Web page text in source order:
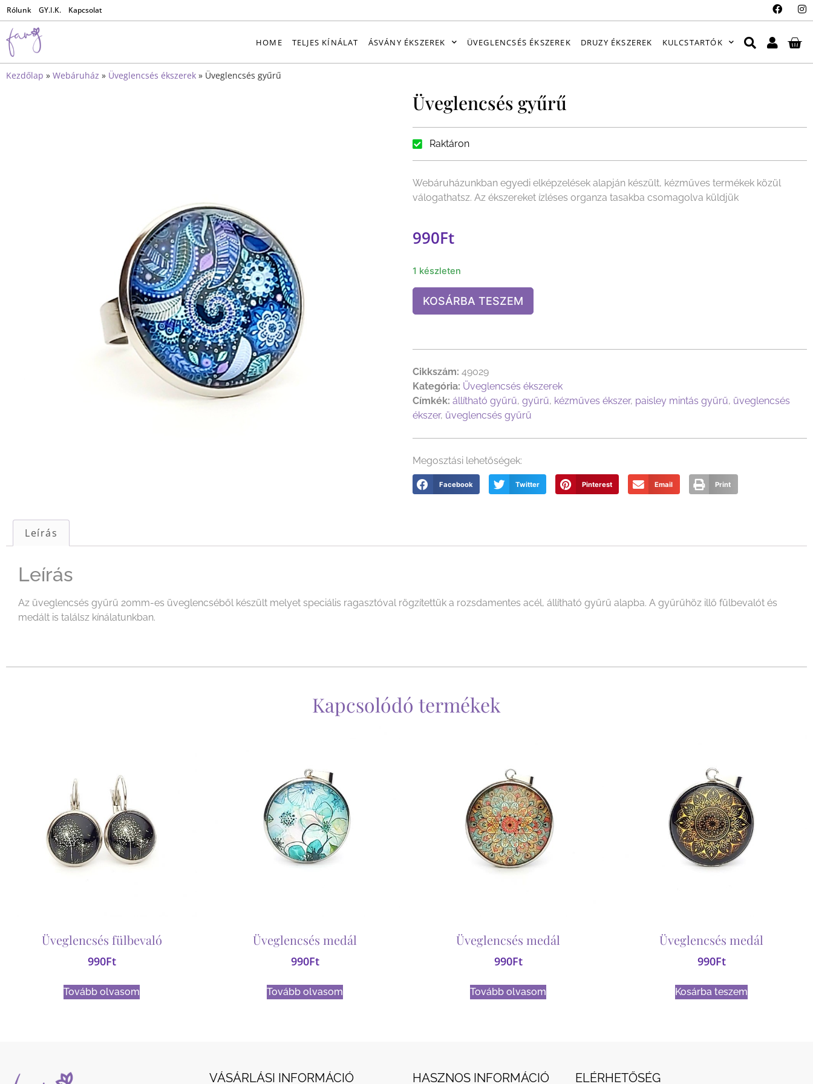
Rólunk GY.I.K. Kapcsolat
HOME TELJES KÍNÁLAT ÁSVÁNY ÉKSZEREK ÜVEGLENCSÉS ÉKSZEREK DRUZY ÉKSZEREK KULCSTARTÓK
Kezdőlap » Webáruház » Üveglencsés ékszerek » Üveglencsés gyűrű
Üveglencsés gyűrű
Raktáron
Webáruházunkban egyedi elképzelések alapján készült, kézműves termékek közül
válogathatsz. Az ékszereket ízléses organza tasakba csomagolva küldjük
990Ft
1 készleten
KOSÁRBA TESZEM
Cikkszám: 49029
Kategória: Üveglencsés ékszerek
Címkék: állítható gyűrű, gyűrű, kézműves ékszer, paisley mintás gyűrű, üveglencsés
ékszer, üveglencsés gyűrű
Megosztási lehetőségek:
Facebook Twitter Pinterest Email Print
Leírás
Leírás
Az üveglencsés gyűrű 20mm-es üveglencséből készült melyet speciális ragasztóval rögzítettük a rozsdamentes acél, állítható gyűrű alapba. A gyűrűhöz illő fülbevalót és
medált is találsz kínálatunkban.
Kapcsolódó termékek
Üveglencsés fülbevaló
990Ft
Tovább olvasom
Üveglencsés medál
990Ft
Tovább olvasom
Üveglencsés medál
990Ft
Tovább olvasom
Üveglencsés medál
990Ft
Kosárba teszem
VÁSÁRLÁSI INFORMÁCIÓ HASZNOS INFORMÁCIÓ ELÉRHETŐSÉG